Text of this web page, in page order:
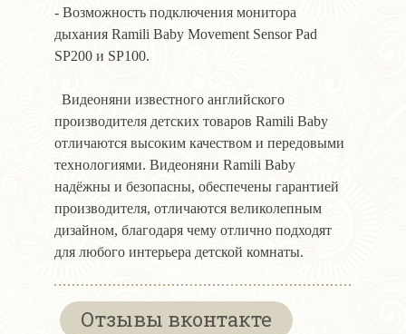
- Возможность подключения монитора
дыхания Ramili Baby Movement Sensor Pad
SP200 и SP100.
Видеоняни известного английского
производителя детских товаров Ramili Baby
отличаются высоким качеством и передовыми
технологиями. Видеоняни Ramili Baby
надёжны и безопасны, обеспечены гарантией
производителя, отличаются великолепным
дизайном, благодаря чему отлично подходят
для любого интерьера детской комнаты.
Отзывы вконтакте